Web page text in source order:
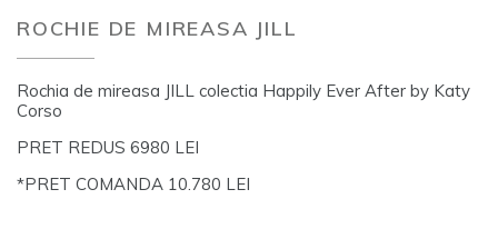
ROCHIE DE MIREASA JILL
Rochia de mireasa JILL colectia Happily Ever After by Katy
Corso
PRET REDUS 6980 LEI
*PRET COMANDA 10.780 LEI